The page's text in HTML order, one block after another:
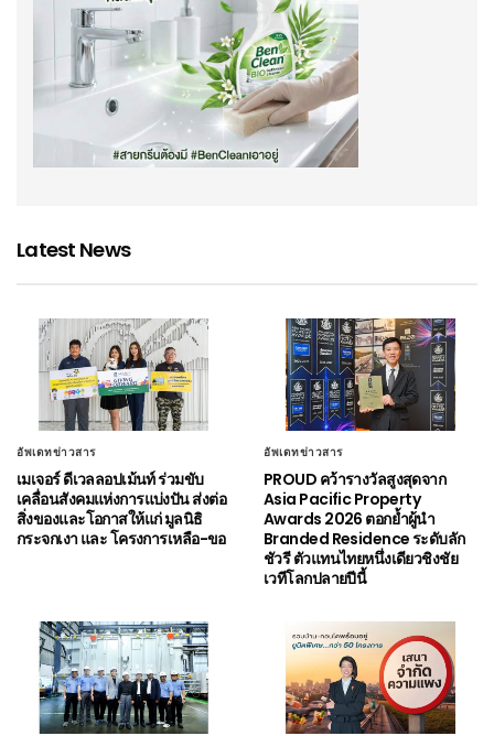
Latest News
อัพเดทข่าวสาร
เมเจอร์ ดีเวลลอปเม้นท์ ร่วมขับ
เคลื่อนสังคมแห่งการแบ่งปัน ส่งต่อ
สิ่งของและโอกาสให้แก่ มูลนิธิ
กระจกเงา และ โครงการเหลือ-ขอ
อัพเดทข่าวสาร
PROUD คว้ารางวัลสูงสุดจาก
Asia Pacific Property
Awards 2026 ตอกย้ำผู้นำ
Branded Residence ระดับลัก
ชัวรี ตัวแทนไทยหนึ่งเดียวชิงชัย
เวทีโลกปลายปีนี้